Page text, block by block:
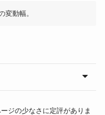
変動幅。
ジの少なさに定評がありま